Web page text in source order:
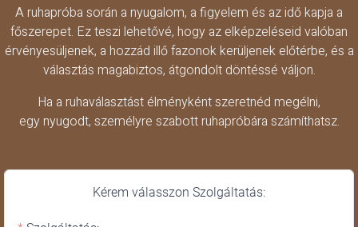
A ruhapróba során a nyugalom, a figyelem és az idő kapja a
főszerepet. Ez teszi lehetővé, hogy az elképzeléseid valóban
érvényesüljenek, a hozzád illő fazonok kerüljenek előtérbe, és a
választás magabiztos, átgondolt döntéssé váljon.
Ha a ruhaválasztást élményként szeretnéd megélni,
egy nyugodt, személyre szabott ruhapróbára számíthatsz.
Kérem válasszon Szolgáltatás: